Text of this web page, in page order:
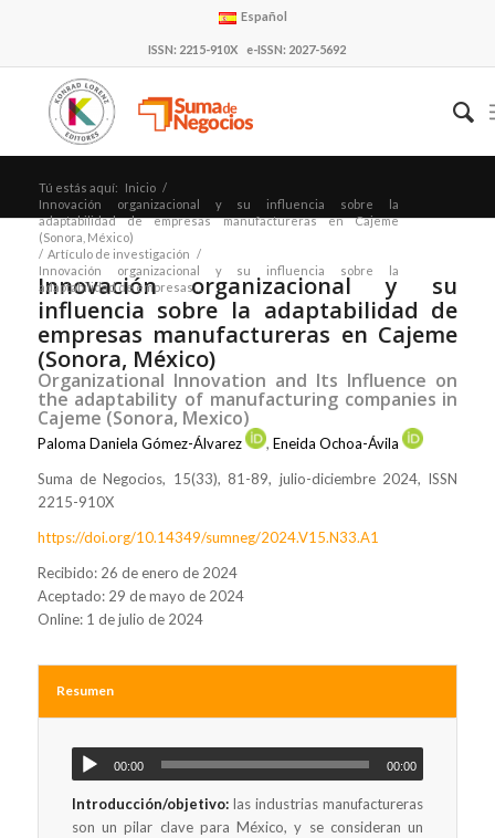
Español
ISSN: 2215-910X e-ISSN: 2027-5692
Tú estás aquí: Inicio /
Innovación organizacional y su influencia sobre la
adaptabilidad de empresas manufactureras en Cajeme
(Sonora, México)
/ Artículo de investigación /
Innovación organizacional y su influencia sobre la
adaptabilidad de empresas ...
Innovación organizacional y su
influencia sobre la adaptabilidad de
empresas manufactureras en Cajeme
(Sonora, México)
Organizational Innovation and Its Influence on
the adaptability of manufacturing companies in
Cajeme (Sonora, Mexico)
Paloma Daniela Gómez-Álvarez , Eneida Ochoa-Ávila
Suma de Negocios, 15(33), 81-89, julio-diciembre 2024, ISSN
2215-910X
https://doi.org/10.14349/sumneg/2024.V15.N33.A1
Recibido: 26 de enero de 2024
Aceptado: 29 de mayo de 2024
Online: 1 de julio de 2024
Resumen
00:00 00:00
Introducción/objetivo:las industrias manufactureras
son un pilar clave para México, y se consideran un